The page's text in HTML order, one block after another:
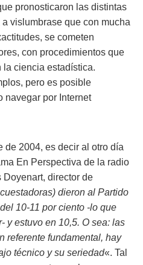
pronosticaron las distintas
vislumbrase que con mucha
se cometen
con procedimientos que
la ciencia estadística.
pero es posible
navegar por Internet
de 2004, es decir al otro día
En Perspectiva de la radio
Doyenart, director de
dieron al Partido
10-11 por ciento -lo que
y estuvo en 10,5. O sea: las
referente fundamental, hay
técnico y su seriedad«. Tal